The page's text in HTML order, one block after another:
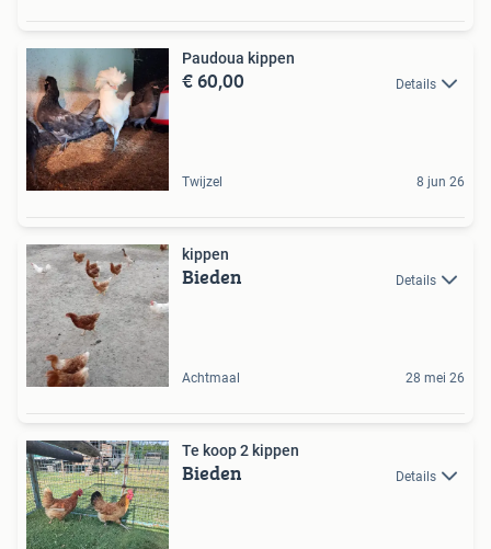
Paudoua kippen
€ 60,00 Details
Twijzel 8 jun 26
kippen
Bieden Details
Achtmaal 28 mei 26
Te koop 2 kippen
Bieden Details